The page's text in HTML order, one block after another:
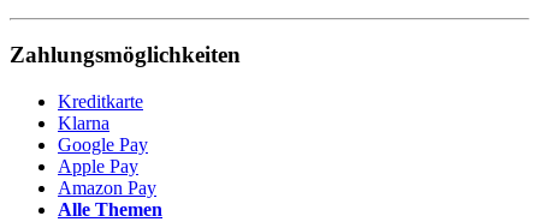
Zahlungsmöglichkeiten
Kreditkarte
Klarna
Google Pay
Apple Pay
Amazon Pay
Alle Themen